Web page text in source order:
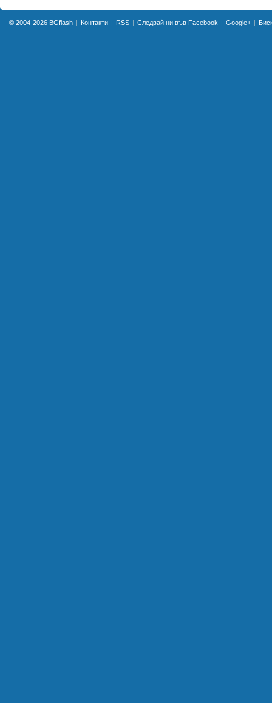
© 2004-2026 BGflash Контакти RSS Следвай ни във Facebook Google+